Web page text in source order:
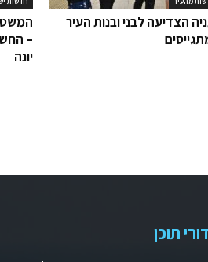
–
יונה
הצדיעה לבני ובנות העיר
תוכן